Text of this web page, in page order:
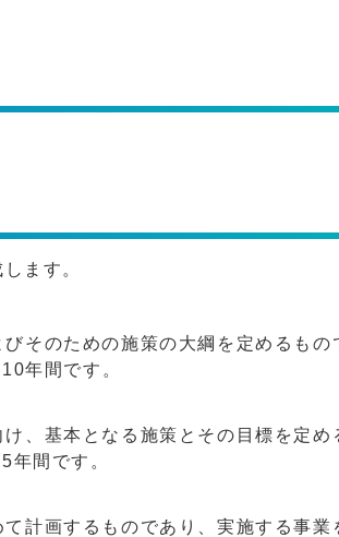
ます。
そのための施策の大綱を定めるもの
年間です。
、基本となる施策とその目標を定め
年間です。
計画するものであり、実施する事業